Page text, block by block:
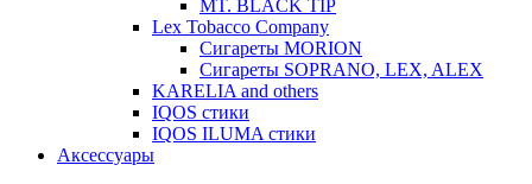
MT. BLACK TIP
Lex Tobacco Company
Сигареты MORION
Сигареты SOPRANO, LEX, ALEX
KARELIA and others
IQOS стики
IQOS ILUMA стики
Аксессуары